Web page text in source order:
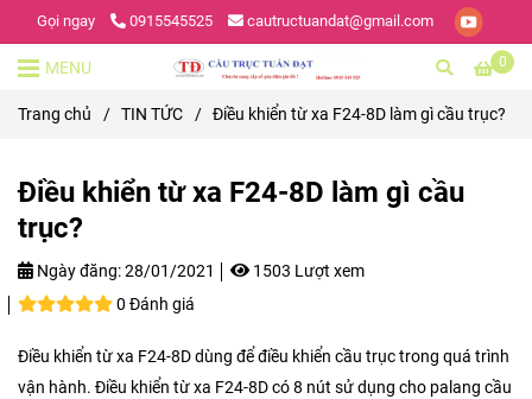
Gọi ngay 0915545525 cautructuandat@gmail.com
0
MENU
Trang chủ / TIN TỨC / Điều khiển từ xa F24-8D làm gì cầu trục?
Điều khiển từ xa F24-8D làm gì cầu
trục?
Ngày đăng:28/01/2021
1503 Lượt xem
0 Đánh giá
Điều khiển từ xa F24-8D dùng để điều khiển cầu trục trong quá trình
vận hành. Điều khiển từ xa F24-8D có 8 nút sử dụng cho palang cầu